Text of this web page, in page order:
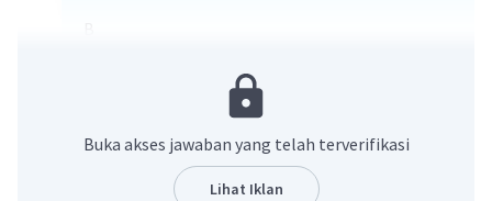
Buka akses jawaban yang telah terverifikasi
Lihat Iklan